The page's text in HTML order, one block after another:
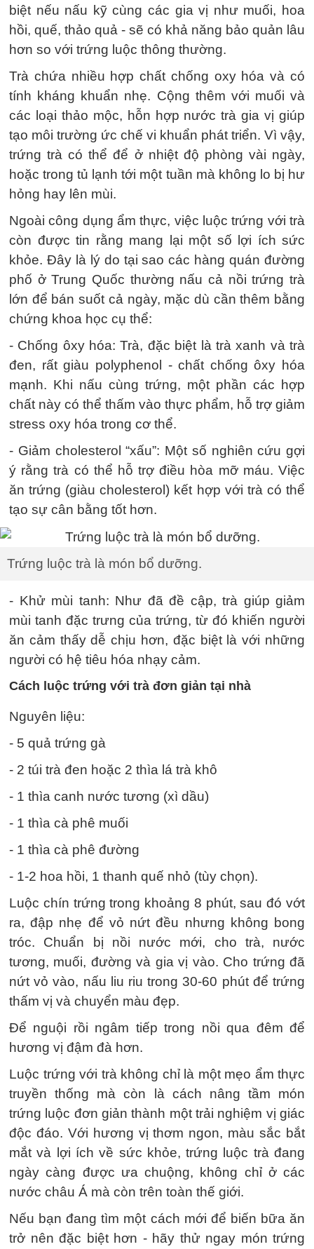
biệt nếu nấu kỹ cùng các gia vị như muối, hoa
hồi, quế, thảo quả - sẽ có khả năng bảo quản lâu
hơn so với trứng luộc thông thường.
Trà chứa nhiều hợp chất chống oxy hóa và có
tính kháng khuẩn nhẹ. Cộng thêm với muối và
các loại thảo mộc, hỗn hợp nước trà gia vị giúp
tạo môi trường ức chế vi khuẩn phát triển. Vì vậy,
trứng trà có thể để ở nhiệt độ phòng vài ngày,
hoặc trong tủ lạnh tới một tuần mà không lo bị hư
hỏng hay lên mùi.
Ngoài công dụng ẩm thực, việc luộc trứng với trà
còn được tin rằng mang lại một số lợi ích sức
khỏe. Đây là lý do tại sao các hàng quán đường
phố ở Trung Quốc thường nấu cả nồi trứng trà
lớn để bán suốt cả ngày, mặc dù cần thêm bằng
chứng khoa học cụ thể:
- Chống ôxy hóa: Trà, đặc biệt là trà xanh và trà
đen, rất giàu polyphenol - chất chống ôxy hóa
mạnh. Khi nấu cùng trứng, một phần các hợp
chất này có thể thấm vào thực phẩm, hỗ trợ giảm
stress oxy hóa trong cơ thể.
- Giảm cholesterol “xấu”: Một số nghiên cứu gợi
ý rằng trà có thể hỗ trợ điều hòa mỡ máu. Việc
ăn trứng (giàu cholesterol) kết hợp với trà có thể
tạo sự cân bằng tốt hơn.
Trứng luộc trà là món bổ dưỡng.
- Khử mùi tanh: Như đã đề cập, trà giúp giảm
mùi tanh đặc trưng của trứng, từ đó khiến người
ăn cảm thấy dễ chịu hơn, đặc biệt là với những
người có hệ tiêu hóa nhạy cảm.
Cách luộc trứng với trà đơn giản tại nhà
Nguyên liệu:
- 5 quả trứng gà
- 2 túi trà đen hoặc 2 thìa lá trà khô
- 1 thìa canh nước tương (xì dầu)
- 1 thìa cà phê muối
- 1 thìa cà phê đường
- 1-2 hoa hồi, 1 thanh quế nhỏ (tùy chọn).
Luộc chín trứng trong khoảng 8 phút, sau đó vớt
ra, đập nhẹ để vỏ nứt đều nhưng không bong
tróc. Chuẩn bị nồi nước mới, cho trà, nước
tương, muối, đường và gia vị vào. Cho trứng đã
nứt vỏ vào, nấu liu riu trong 30-60 phút để trứng
thấm vị và chuyển màu đẹp.
Để nguội rồi ngâm tiếp trong nồi qua đêm để
hương vị đậm đà hơn.
Luộc trứng với trà không chỉ là một mẹo ẩm thực
truyền thống mà còn là cách nâng tầm món
trứng luộc đơn giản thành một trải nghiệm vị giác
độc đáo. Với hương vị thơm ngon, màu sắc bắt
mắt và lợi ích về sức khỏe, trứng luộc trà đang
ngày càng được ưa chuộng, không chỉ ở các
nước châu Á mà còn trên toàn thế giới.
Nếu bạn đang tìm một cách mới để biến bữa ăn
trở nên đặc biệt hơn - hãy thử ngay món trứng